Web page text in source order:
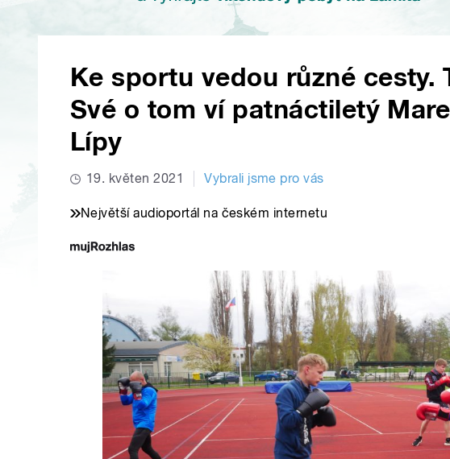
Ke sportu vedou různé cesty.
Své o tom ví patnáctiletý
Lípy
19. květen 2021 Vybrali jsme pro vás
Největší audioportál na českém internetu